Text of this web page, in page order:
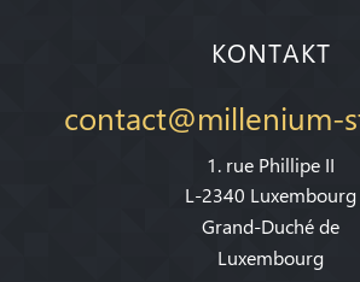
KONTAKT
contact@millenium-
1. rue Phillipe II
L-2340 Luxembourg
Grand-Duché de
Luxembourg